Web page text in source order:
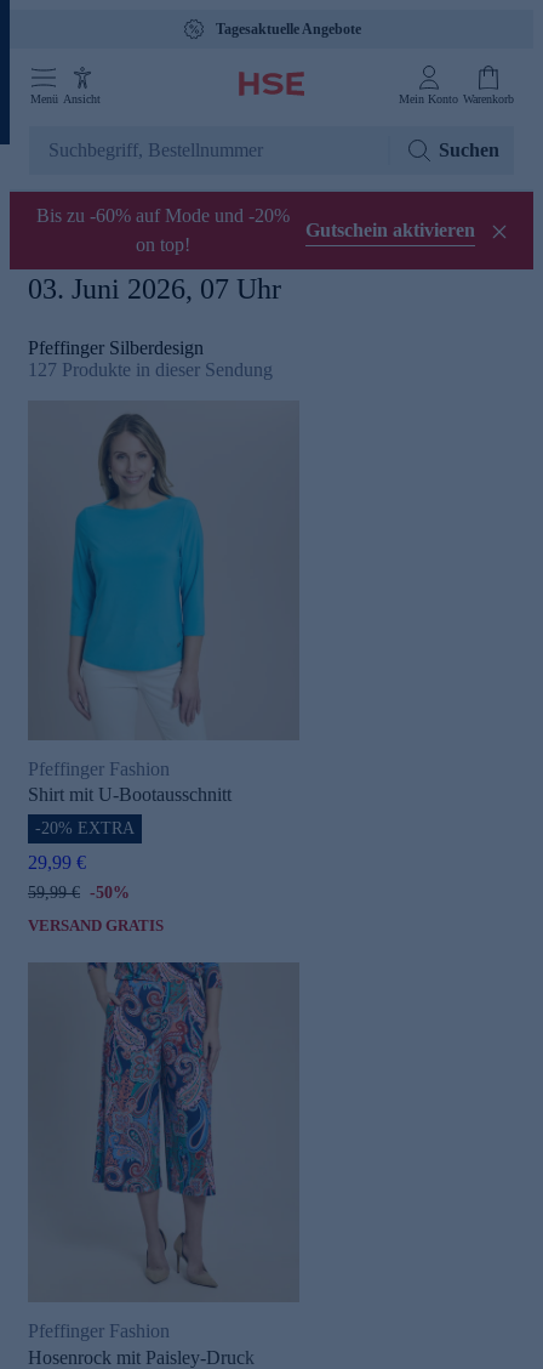
Tagesaktuelle Angebote
Menü Ansicht Mein Konto Warenkorb
Suchen
Bis zu -60% auf Mode und -20%
on top!
Gutschein aktivieren
03. Juni 2026, 07 Uhr
Pfeffinger Silberdesign
127 Produkte in dieser Sendung
Pfeffinger Fashion
Shirt mit U-Bootausschnitt
-20% EXTRA
29,99 €
59,99 € -50%
VERSAND GRATIS
Pfeffinger Fashion
Hosenrock mit Paisley-Druck